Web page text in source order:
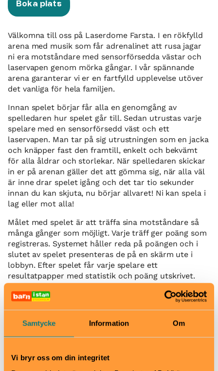
Samtycke Information Om
Vi bryr oss om din integritet
Boka plats
Välkomna till oss på Laserdome Farsta. I en rökfylld
arena med musik som får adrenalinet att rusa jagar
ni era motståndare med sensorförsedda västar och
laservapen genom mörka gångar. I vår spännande
arena garanterar vi er en fartfylld upplevelse utöver
det vanliga för hela familjen.
Innan spelet börjar får alla en genomgång av
spelledaren hur spelet går till. Sedan utrustas varje
spelare med en sensorförsedd väst och ett
laservapen. Man tar på sig utrustningen som en jacka
och knäpper fast den framtill, enkelt och bekvämt
för alla åldrar och storlekar. När spelledaren skickar
in er på arenan gäller det att gömma sig, när alla väl
är inne drar spelet igång och det tar tio sekunder
innan du kan skjuta, nu börjar allvaret! Ni kan spela i
lag eller mot alla!
Målet med spelet är att träffa sina motståndare så
många gånger som möjligt. Varje träff ger poäng som
registreras. Systemet håller reda på poängen och i
slutet av spelet presenteras de på en skärm ute i
lobbyn. Efter spelet får varje spelare ett
resultatpapper med statistik och poäng utskrivet.
Tips!
Använd bekväma skor samt mörka och oömma
kläder lyser och arenan blir varm.
Har du drömt om att vara Spiderman eller Batman